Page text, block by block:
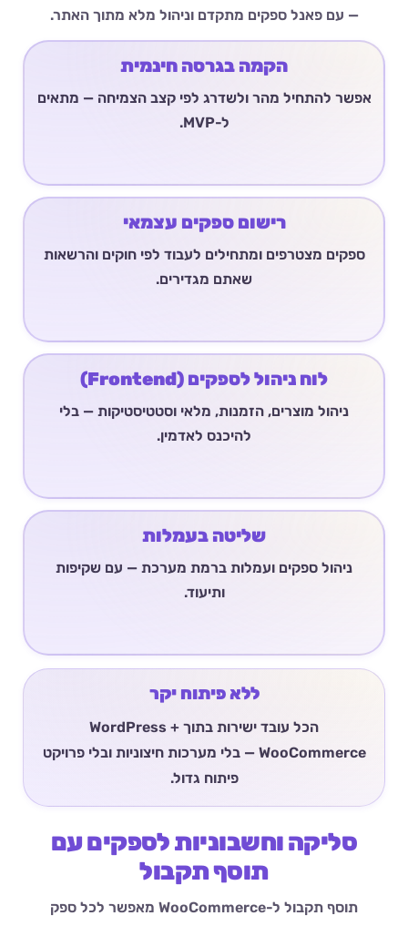
— עם פאנל ספקים מתקדם וניהול מלא מתוך האתר.
הקמה בגרסה חינמית
אפשר להתחיל מהר ולשדרג לפי קצב הצמיחה — מתאים
ל-MVP.
רישום ספקים עצמאי
ספקים מצטרפים ומתחילים לעבוד לפי חוקים והרשאות
שאתם מגדירים.
לוח ניהול לספקים (Frontend)
ניהול מוצרים, הזמנות, מלאי וסטטיסטיקות — בלי
להיכנס לאדמין.
שליטה בעמלות
ניהול ספקים ועמלות ברמת מערכת — עם שקיפות
ותיעוד.
ללא פיתוח יקר
הכל עובד ישירות בתוך WordPress +
WooCommerce — בלי מערכות חיצוניות ובלי פרויקט
פיתוח גדול.
סליקה וחשבוניות לספקים עם
תוסף תקבול
תוסף תקבול ל-WooCommerce מאפשר לכל ספק